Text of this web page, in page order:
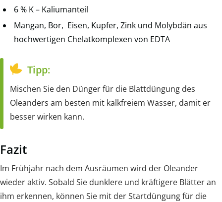
6 % K – Kaliumanteil
Mangan, Bor, Eisen, Kupfer, Zink und Molybdän aus
hochwertigen Chelatkomplexen von EDTA
Tipp:
Mischen Sie den Dünger für die Blattdüngung des
Oleanders am besten mit kalkfreiem Wasser, damit er
besser wirken kann.
Fazit
Im Frühjahr nach dem Ausräumen wird der Oleander
wieder aktiv. Sobald Sie dunklere und kräftigere Blätter an
ihm erkennen, können Sie mit der Startdüngung für die